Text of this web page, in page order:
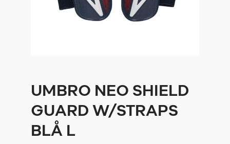
UMBRO NEO SHIELD
GUARD W/STRAPS
BLÅ L